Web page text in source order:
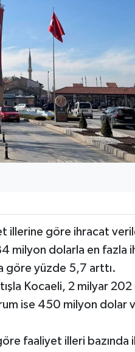
illerine göre ihracat
milyon dolarla en fazla
göre yüzde 5,7 arttı.
Kocaeli, 2 milyar
ise 450 milyon dolar
faaliyet illeri